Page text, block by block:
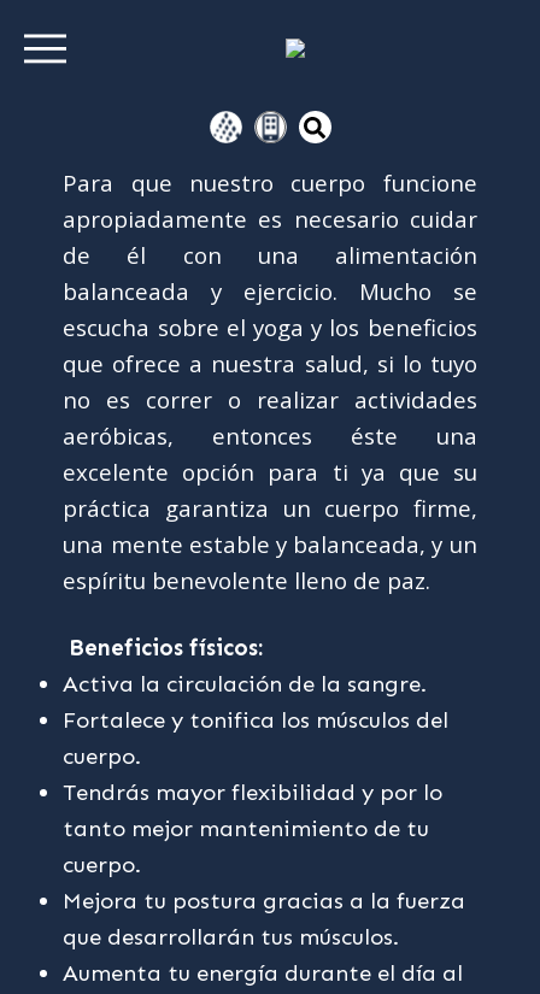
Para que nuestro cuerpo funcione
apropiadamente es necesario cuidar
de él con una alimentación
balanceada y ejercicio. Mucho se
escucha sobre el yoga y los beneficios
que ofrece a nuestra salud, si lo tuyo
no es correr o realizar actividades
aeróbicas, entonces éste una
excelente opción para ti ya que su
práctica garantiza un cuerpo firme,
una mente estable y balanceada, y un
espíritu benevolente lleno de paz.
Beneficios físicos:
Activa la circulación de la sangre.
Fortalece y tonifica los músculos del
cuerpo.
Tendrás mayor flexibilidad y por lo
tanto mejor mantenimiento de tu
cuerpo.
Mejora tu postura gracias a la fuerza
que desarrollarán tus músculos.
Aumenta tu energía durante el día al